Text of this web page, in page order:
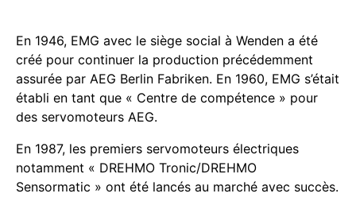
En 1946, EMG avec le siège social à Wenden a été
créé pour continuer la production précédemment
assurée par AEG Berlin Fabriken. En 1960, EMG s’était
établi en tant que « Centre de compétence » pour
des servomoteurs AEG.
En 1987, les premiers servomoteurs électriques
notamment « DREHMO Tronic/DREHMO
Sensormatic » ont été lancés au marché avec succès.